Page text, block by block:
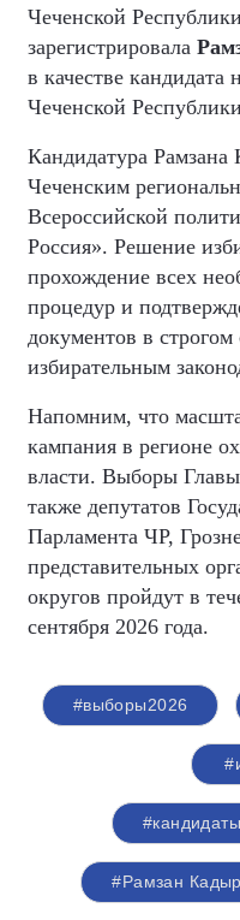
Чеченской
зарегистрировала
в качестве кандидата
Чеченской
Кандидатура
Чеченским
Всероссийской
Россия». Решение
прохождение всех
процедур и
документов в строгом
избирательным
Напомним, что
кампания в регионе
власти. Выборы
также депутатов
Парламента ЧР,
представительных
округов пройдут в
сентября 2026 года.
#выборы2026
#Рамзан